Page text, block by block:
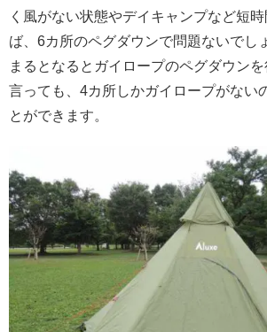
く風がない状態やデイキャンプなど短
ば、6カ所のペグダウンで問題ないでし
まるとなるとガイロープのペグダウン
言っても、4カ所しかガイロープがない
とができます。